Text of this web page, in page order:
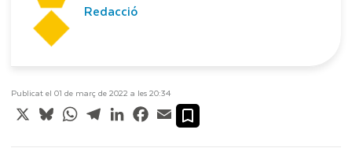
Redacció
Publicat el 01 de març de 2022 a les 20:34
X BlueskyWhatsApp
TelegramLinkedInFacebook
Email